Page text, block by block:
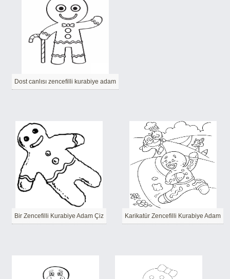
Dost canlısı zencefilli kurabiye adam
Bir Zencefilli Kurabiye Adam Çiz Karikatür Zencefilli Kurabiye Adam